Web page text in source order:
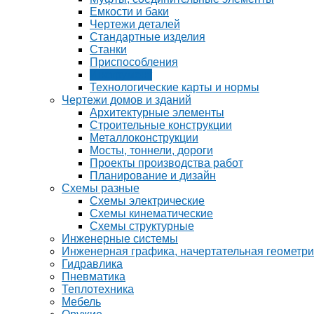
Емкости и баки
Чертежи деталей
Стандартные изделия
Станки
Приспособления
Технологические карты и нормы
Чертежи домов и зданий
Архитектурные элементы
Строительные конструкции
Металлоконструкции
Мосты, тоннели, дороги
Проекты производства работ
Планирование и дизайн
Схемы разные
Схемы электрические
Схемы кинематические
Схемы структурные
Инженерные системы
Инженерная графика, начертательная
Гидравлика
Пневматика
Теплотехника
Мебель